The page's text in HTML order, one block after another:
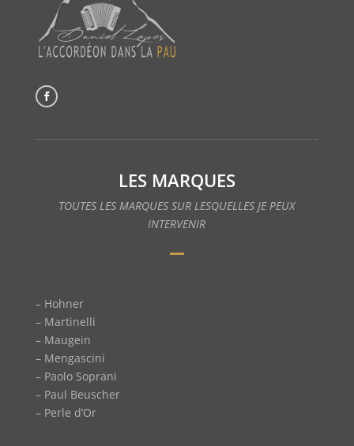
LES MARQUES
TOUTES LES MARQUES SUR LESQUELLES JE PEUX
INTERVENIR
– Hohner
– Martinelli
– Maugein
– Mengascini
– Paolo Soprani
– Paul Beuscher
– Perle d’Or